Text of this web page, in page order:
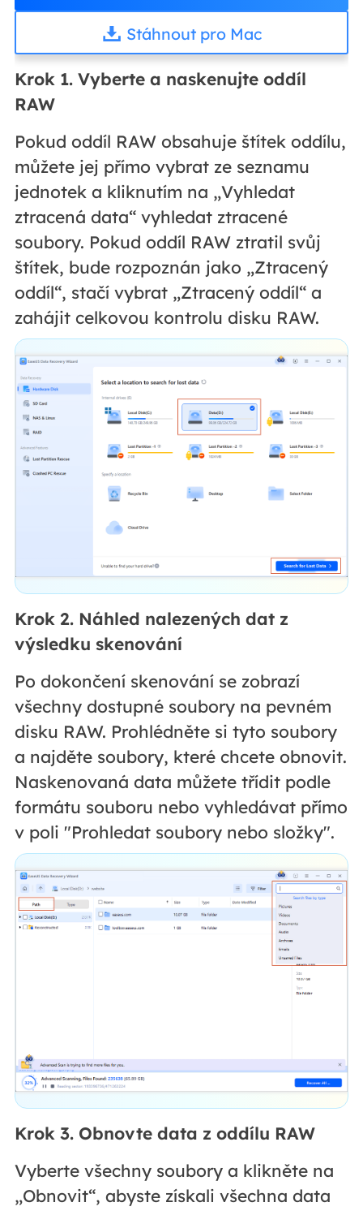
Stáhnout pro Mac
Krok 1. Vyberte a naskenujte oddíl
RAW
Pokud oddíl RAW obsahuje štítek oddílu,
můžete jej přímo vybrat ze seznamu
jednotek a kliknutím na „Vyhledat
ztracená data“ vyhledat ztracené
soubory. Pokud oddíl RAW ztratil svůj
štítek, bude rozpoznán jako „Ztracený
oddíl“, stačí vybrat „Ztracený oddíl“ a
zahájit celkovou kontrolu disku RAW.
Krok 2. Náhled nalezených dat z
výsledku skenování
Po dokončení skenování se zobrazí
všechny dostupné soubory na pevném
disku RAW. Prohlédněte si tyto soubory
a najděte soubory, které chcete obnovit.
Naskenovaná data můžete třídit podle
formátu souboru nebo vyhledávat přímo
v poli "Prohledat soubory nebo složky".
Krok 3. Obnovte data z oddílu RAW
Vyberte všechny soubory a klikněte na
„Obnovit“, abyste získali všechna data